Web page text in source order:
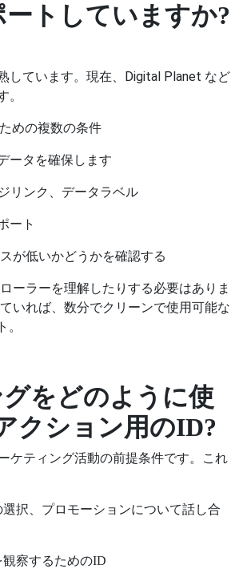
トしていますか?
しています。現在、Digital Planet など
めの複数の条件
ータを確保します
リンク、データラベル
ート
が低いかどうかを確認する
ーラーを理解したりする必要はありま
いれば、数分でクリーンで使用可能な
。
をどのように使
クション用のID?
ケティング活動の前提条件です。これ
択、プロモーションについて話し合
察するためのID